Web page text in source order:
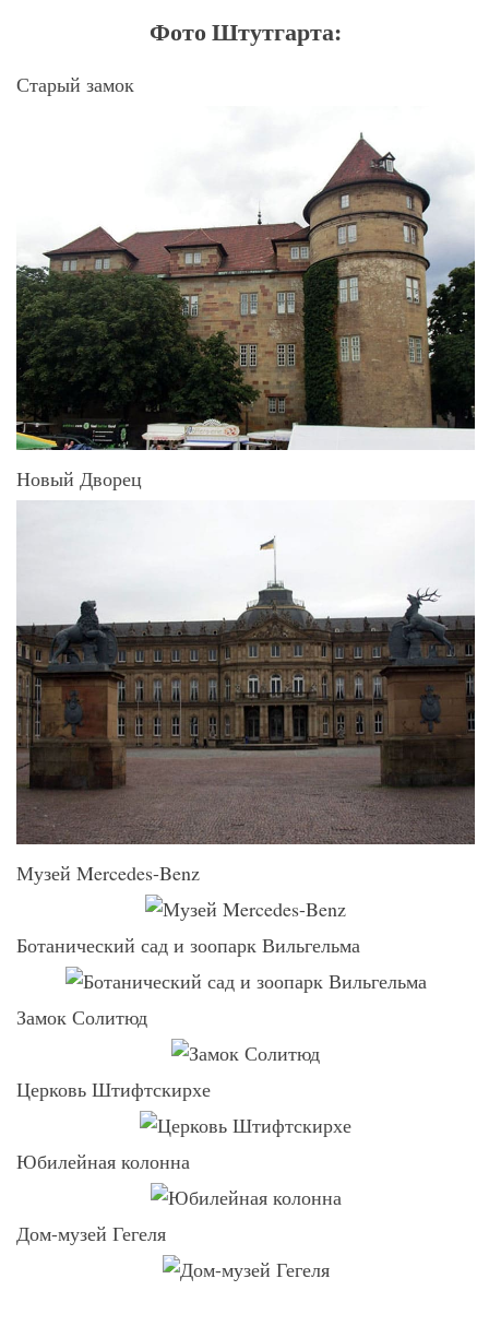
Фото Штутгарта:
Старый замок
Новый Дворец
Музей Mercedes-Benz
Ботанический сад и зоопарк Вильгельма
Замок Солитюд
Церковь Штифтскирхе
Юбилейная колонна
Дом-музей Гегеля